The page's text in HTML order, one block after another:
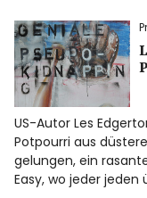
US-Autor Les
Potpourri aus
gelungen, ein
Easy, wo jeder jeden